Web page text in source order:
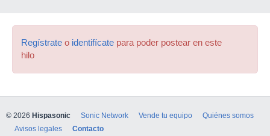
Regístrate o identifícate para poder postear en este
hilo
© 2026 Hispasonic Sonic Network Vende tu equipo
Quiénes somos
Avisos legales
Contacto